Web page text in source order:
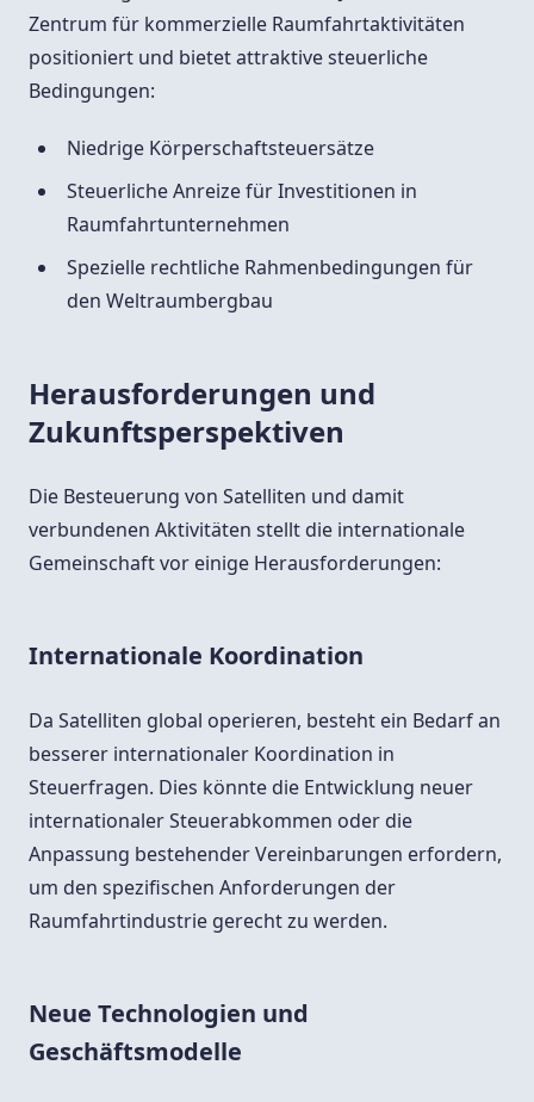
Zentrum für kommerzielle Raumfahrtaktivitäten
positioniert und bietet attraktive steuerliche
Bedingungen:
Niedrige Körperschaftsteuersätze
Steuerliche Anreize für Investitionen in
Raumfahrtunternehmen
Spezielle rechtliche Rahmenbedingungen für
den Weltraumbergbau
Herausforderungen und
Zukunftsperspektiven
Die Besteuerung von Satelliten und damit
verbundenen Aktivitäten stellt die internationale
Gemeinschaft vor einige Herausforderungen:
Internationale Koordination
Da Satelliten global operieren, besteht ein Bedarf an
besserer internationaler Koordination in
Steuerfragen. Dies könnte die Entwicklung neuer
internationaler Steuerabkommen oder die
Anpassung bestehender Vereinbarungen erfordern,
um den spezifischen Anforderungen der
Raumfahrtindustrie gerecht zu werden.
Neue Technologien und
Geschäftsmodelle